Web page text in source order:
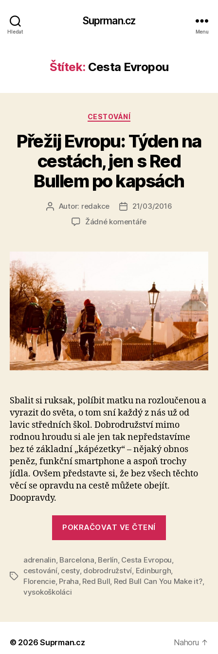
Hledat
Suprman.cz
Menu
Štítek: Cesta Evropou
Rubriky
CESTOVÁNÍ
Přežij Evropu: Týden na
cestách, jen s Red
Bullem po kapsách
Autor
příspěvku
Autor: redakce
Datum
příspěvku
21/03/2016
Žádné komentářeu
názvem
Týden
na
cestách,
jen
Red
Bullem
po
kapsách
Sbalit si ruksak, políbit matku na rozloučenou a
vyrazit do světa, o tom sní každý z nás už od
lavic středních škol. Dobrodružství mimo
rodnou hroudu si ale jen tak nepředstavíme
bez té základní „kápézetky“ – nějaký obnos
peněz, funkční smartphone a aspoň trochy
jídla. Ovšem představte si, že bez všech těchto
věcí se opravdu na cestě můžete obejít.
Doopravdy.
POKRAČOVAT VE ČTENÍ
na
cestách,
jen
po
Štítky
adrenalin Barcelona Berlín Cesta Evropou
cestování, cesty, dobrodružství Edinburgh
Florencie, Praha Red Bull Red Bull Can You Make it?,
vysokoškoláci
© 2026Suprman.cz Nahoru ↑